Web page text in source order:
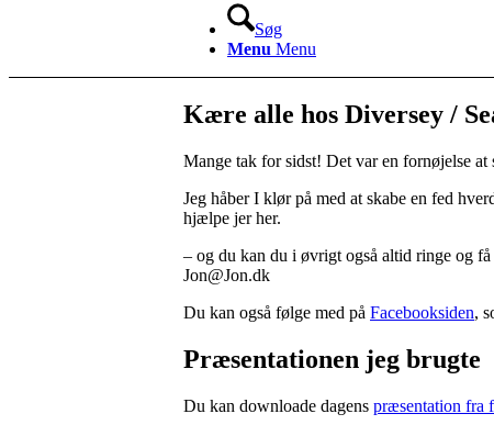
Søg
Menu Menu
Kære alle hos Diversey /
Mange tak for sidst! Det var en fornøjelse
Jeg håber I klør på med at skabe en fed
hjælpe jer her.
– og du kan du i øvrigt også altid ringe og
Jon@Jon.dk
Du kan også følge med på Facebooksiden,
Præsentationen jeg brugte
Du kan downloade dagens præsentation fra